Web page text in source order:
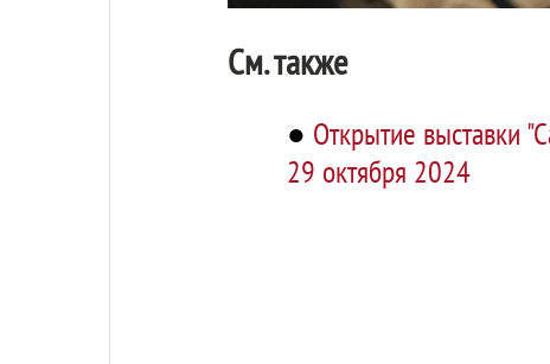
См. также
● Открытие выставки
29 октября 2024